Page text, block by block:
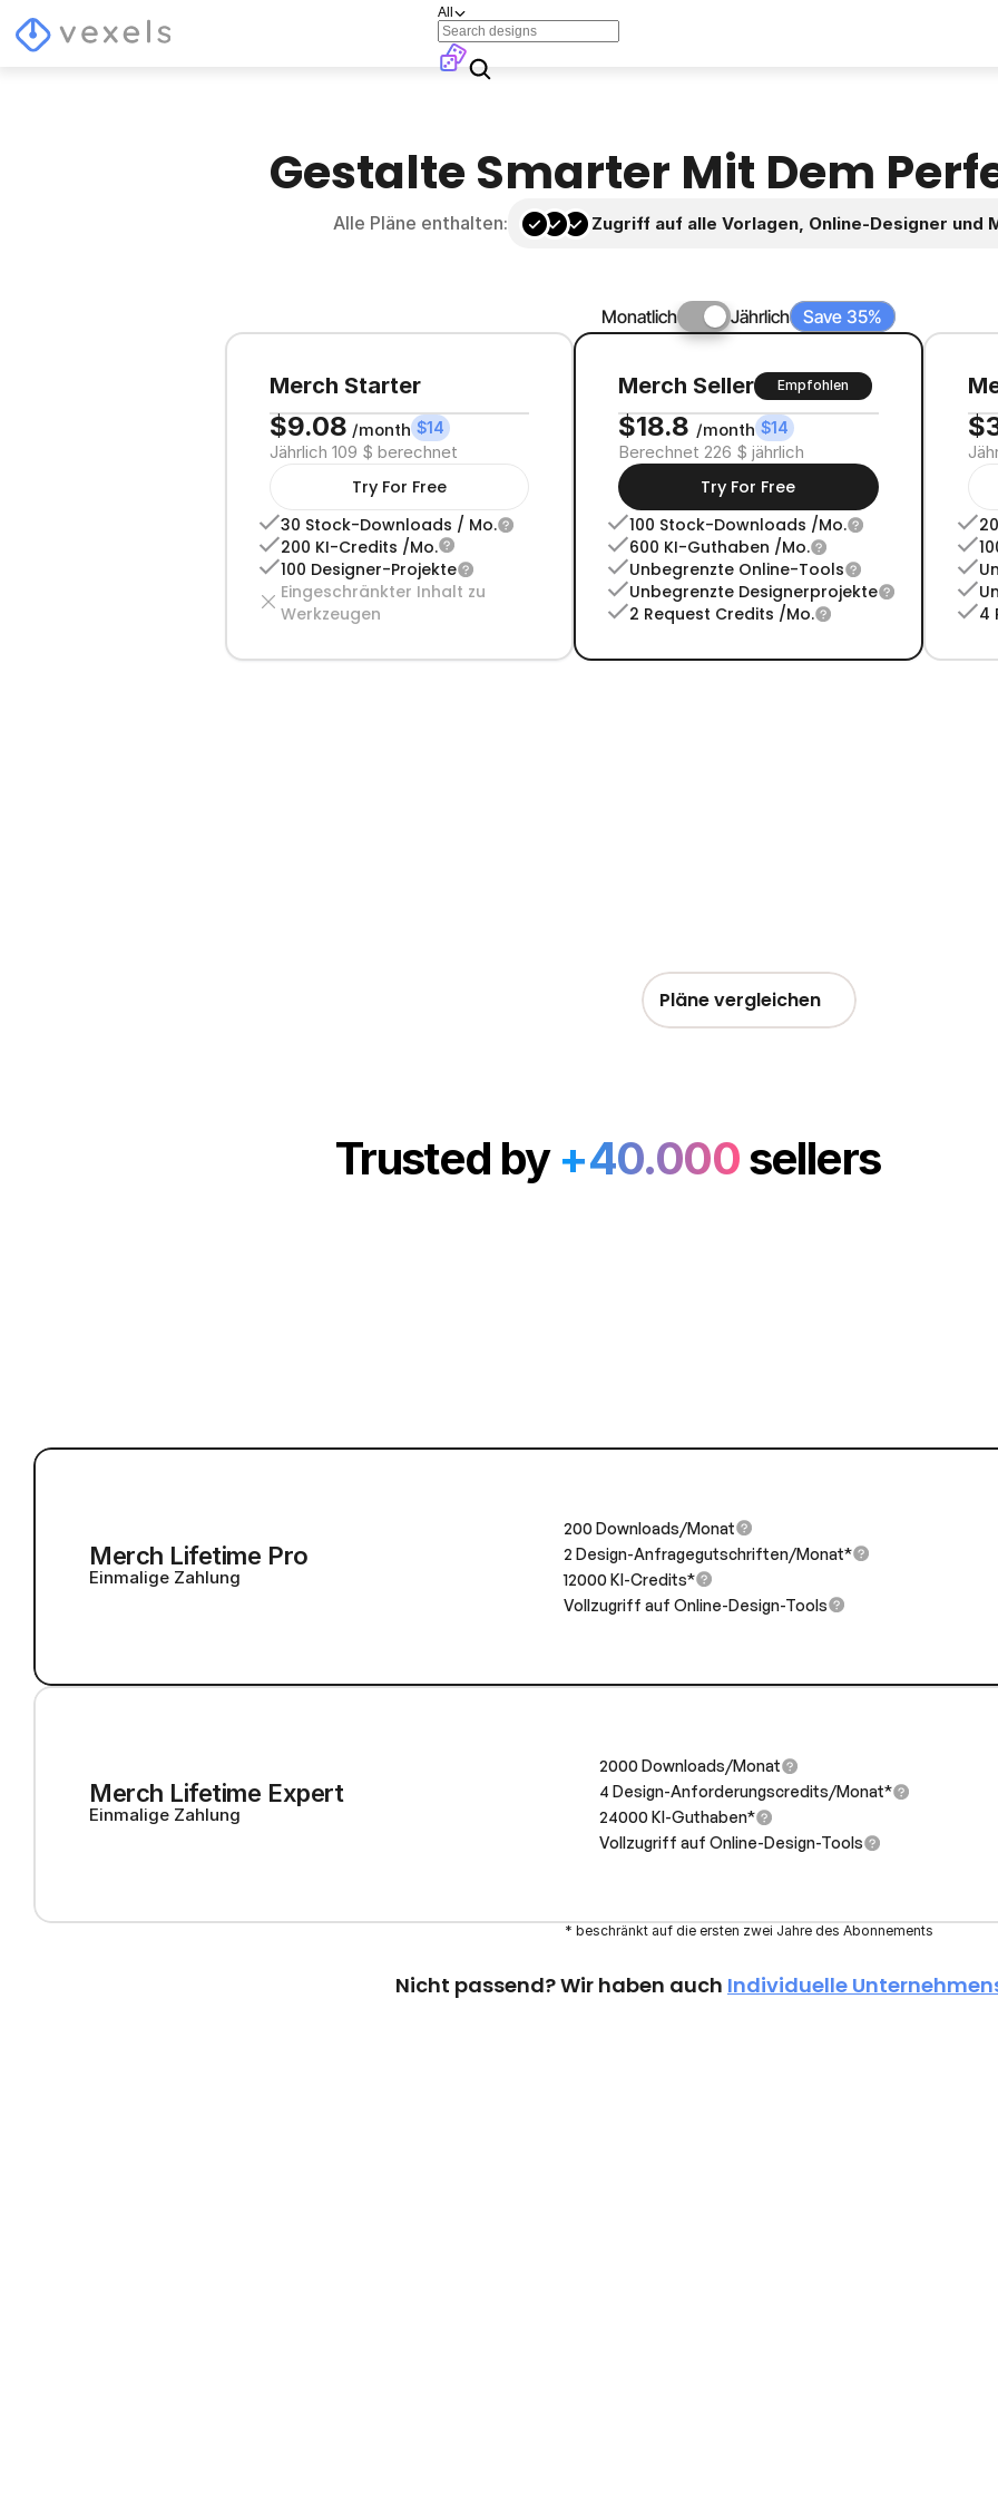
All
Gestalte Smarter Mit Dem
Alle Pläne enthalten: Zugriff auf alle Vorlagen, Online-Designer und
Monatlich Jährlich Save 35%
Merch Starter
$9.08 /month $14
Jährlich 109 $ berechnet
Try For Free
30 Stock-Downloads / Mo.
200 KI-Credits /Mo.
100 Designer-Projekte
Eingeschränkter Inhalt zu
Werkzeugen
Merch Seller Empfohlen
$18.8 /month $14
Berechnet 226 $ jährlich
Try For Free
100 Stock-Downloads /Mo.
600 KI-Guthaben /Mo.
Unbegrenzte Online-Tools
Unbegrenzte Designerprojekte
2 Request Credits /Mo.
4
Pläne vergleichen
Trusted by +40.000sellers
Sichern Sie sich lebenslangen Zugang ohne wiederkehrende
Merch Lifetime Pro
Einmalige Zahlung
200 Downloads/Monat
2 Design-Anfragegutschriften/Monat*
12000 KI-Credits*
Vollzugriff auf Online-Design-Tools
Merch Lifetime Expert
Einmalige Zahlung
2000 Downloads/Monat
4 Design-Anforderungscredits/Monat*
24000 KI-Guthaben*
Vollzugriff auf Online-Design-Tools
* beschränkt auf die ersten zwei Jahre des Abonnements
Nicht passend? Wir haben auch Individuelle